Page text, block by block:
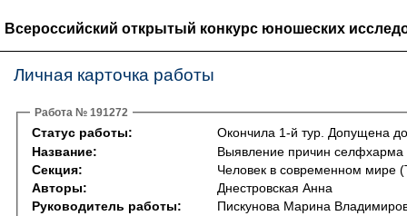
Всероссийский открытый конкурс юношеских
Личная карточка работы
Работа № 191272
Статус работы:
Окончила 1-й тур. Допущена
Название:
Выявление причин селфхарма
Секция:
Человек в современном мире
Авторы:
Днестровская Анна
Руководитель работы:
Пискунова Марина